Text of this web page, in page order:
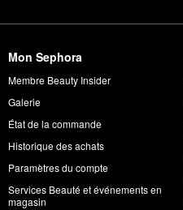
Mon Sephora
Membre Beauty Insider
Galerie
État de la commande
Historique des achats
Paramètres du compte
Services Beauté et événements en
magasin